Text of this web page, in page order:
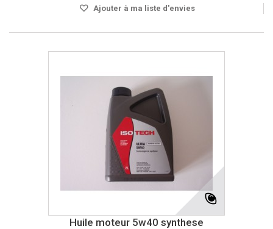
Ajouter à ma liste d'envies
Huile moteur 5w40 synthese